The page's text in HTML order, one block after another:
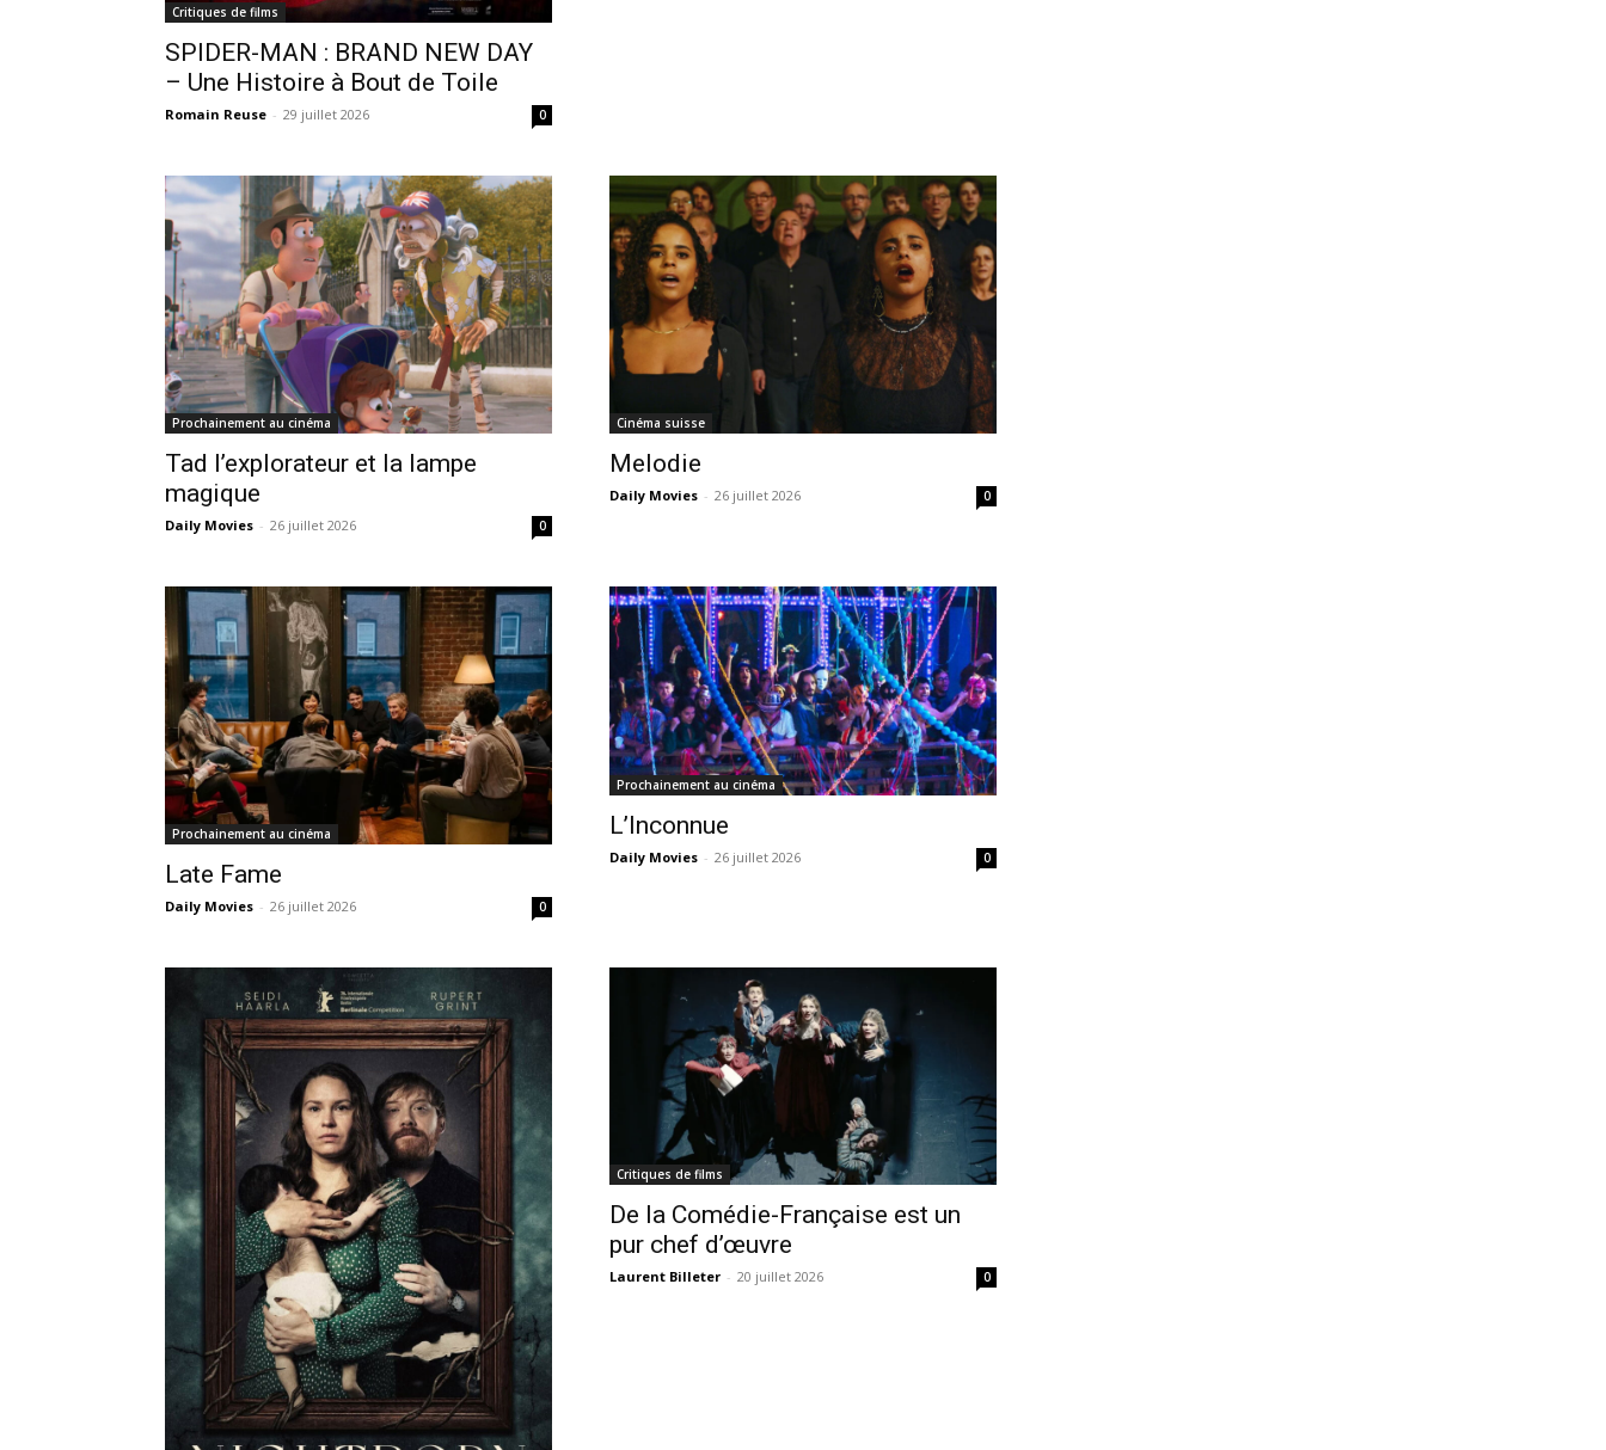
Critiques de films
SPIDER-MAN : BRAND NEW DAY
– Une Histoire à Bout de Toile
Romain Reuse - 29 juillet 2026 0
Prochainement au cinéma
Tad l’explorateur et la lampe
magique
Daily Movies - 26 juillet 2026 0
Cinéma suisse
Melodie
Daily Movies - 26 juillet 2026 0
Prochainement au cinéma
Late Fame
Daily Movies - 26 juillet 2026 0
Prochainement au cinéma
L’Inconnue
Daily Movies - 26 juillet 2026 0
Critiques de films
De la Comédie-Française est un
pur chef d’œuvre
Laurent Billeter - 20 juillet 2026 0